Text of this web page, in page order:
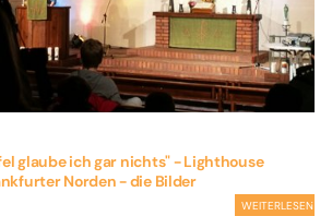
glaube ich gar nichts" - Lighthouse
Norden - die Bilder
WEITERLESEN